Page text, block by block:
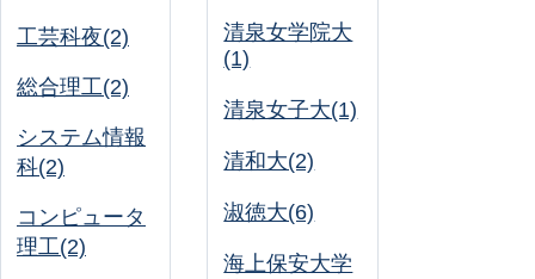
工芸科夜(2)
総合理工(2)
システム情報
科(2)
コンピュータ
理工(2)
清泉女学院大
(1)
清泉女子大(1)
清和大(2)
淑徳大(6)
海上保安大学